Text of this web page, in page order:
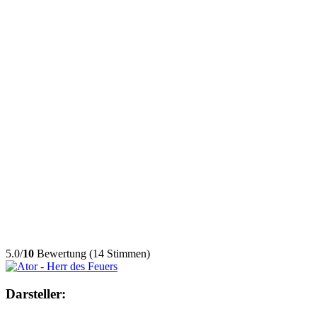
5.0/10 Bewertung (14 Stimmen)
Darsteller: